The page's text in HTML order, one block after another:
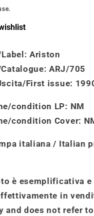
: Ariston
Catalogue: ARJ/705
First issue:
condition LP: NM
condition Cover:
italiana / Italian
è esemplificativa
in
and does not refer